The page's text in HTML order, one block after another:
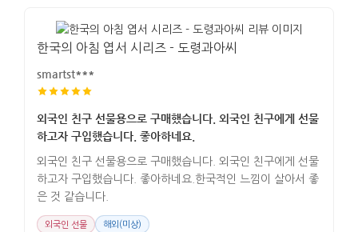
한국의 아침 엽서 시리즈 - 도령과아씨
smartst***
외국인 친구 선물용으로 구매했습니다. 외국인 친구에게 선물
하고자 구입했습니다. 좋아하네요.
외국인 친구 선물용으로 구매했습니다. 외국인 친구에게 선물
하고자 구입했습니다. 좋아하네요.한국적인 느낌이 살아서 좋
은 것 같습니다.
외국인 선물 해외(미상)